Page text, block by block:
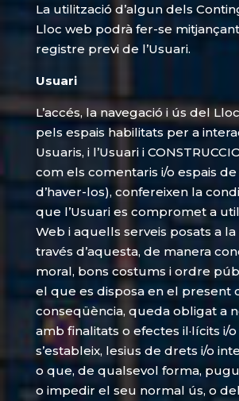
La utilització d’algun dels
Lloc web podrà fer-se
registre previ de l’Usuari.
Usuari
L’accés, la navegació i ús del
pels espais habilitats per a
Usuaris, i l’Usuari i
com els comentaris i/o espais
d’haver-los), confereixen la
que l’Usuari es compromet a
Web i aquells serveis posats a la
través d’aquesta, de manera
moral, bons costums i ordre
el que es disposa en el present
conseqüència, queda obligat a
amb finalitats o efectes il·lícits i/
s’estableix, lesius de drets i/o
o que, de qualsevol forma,
o impedir el seu normal ús, o